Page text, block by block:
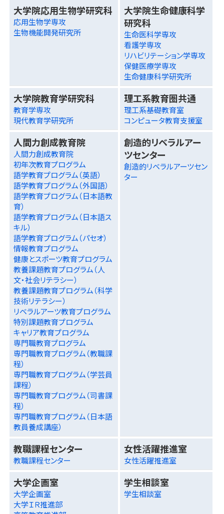
大学院応用生物学研究科
応用生物学専攻
生物機能開発研究所
大学院生命健康科学
研究科
生命医科学専攻
看護学専攻
リハビリテーション学専攻
保健医療学専攻
生命健康科学研究所
大学院教育学研究科
教育学専攻
現代教育学研究所
理工系教育圏共通
理工系基礎教育室
コンピュータ教育支援室
人間力創成教育院
人間力創成教育院
初年次教育プログラム
語学教育プログラム（英語）
語学教育プログラム（外国語）
語学教育プログラム（日本語教
育）
語学教育プログラム（日本語ス
キル）
語学教育プログラム（パセオ）
情報教育プログラム
健康とスポーツ教育プログラム
教養課題教育プログラム（人
文・社会リテラシー）
教養課題教育プログラム（科学
技術リテラシー）
リベラルアーツ教育プログラム
特別課題教育プログラム
キャリア教育プログラム
専門職教育プログラム
専門職教育プログラム（教職課
程）
専門職教育プログラム（学芸員
課程）
専門職教育プログラム（司書課
程）
専門職教育プログラム（日本語
教員養成講座）
創造的リベラルアー
ツセンター
創造的リベラルアーツセン
ター
教職課程センター
教職課程センター
女性活躍推進室
女性活躍推進室
大学企画室
大学企画室
大学ＩＲ推進部
学生相談室
学生相談室